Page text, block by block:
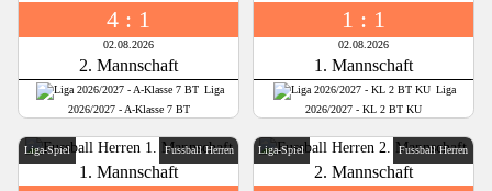
4 : 1
02.08.2026
2. Mannschaft
Liga
2026/2027 - A-Klasse 7 BT
1 : 1
02.08.2026
1. Mannschaft
Liga
2026/2027 - KL 2 BT KU
Liga-Spiel Fussball Herren
1. Mannschaft
Liga-Spiel Fussball Herren
2. Mannschaft